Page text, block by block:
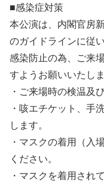
■感染症対策
本公演は、内閣官房
のガイドラインに従
感染防止の為、ご来
すようお願いいたしま
・ご来場時の検温及
・咳エチケット、手
します。
・マスクの着用（入
ください。
・マスクを着用され